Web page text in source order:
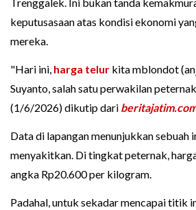
keputusasaan atas kondisi ekonomi
mereka.
"Hari ini, harga telur kita mblondot
Suyanto, salah satu perwakilan
(1/6/2026) dikutip dari
Data di lapangan menunjukkan sebuah
menyakitkan. Di tingkat peternak,
angka Rp20.600 per kilogram.
Padahal, untuk sekadar mencapai titik